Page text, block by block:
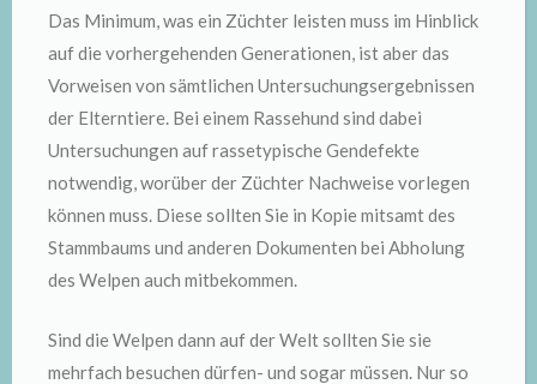
Das Minimum, was ein Züchter leisten muss im Hinblick
auf die vorhergehenden Generationen, ist aber das
Vorweisen von sämtlichen Untersuchungsergebnissen
der Elterntiere. Bei einem Rassehund sind dabei
Untersuchungen auf rassetypische Gendefekte
notwendig, worüber der Züchter Nachweise vorlegen
können muss. Diese sollten Sie in Kopie mitsamt des
Stammbaums und anderen Dokumenten bei Abholung
des Welpen auch mitbekommen.
Sind die Welpen dann auf der Welt sollten Sie sie
mehrfach besuchen dürfen- und sogar müssen. Nur so